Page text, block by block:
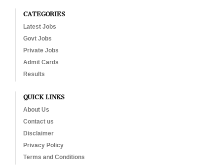
CATEGORIES
Latest Jobs
Govt Jobs
Private Jobs
Admit Cards
Results
QUICK LINKS
About Us
Contact us
Disclaimer
Privacy Policy
Terms and Conditions